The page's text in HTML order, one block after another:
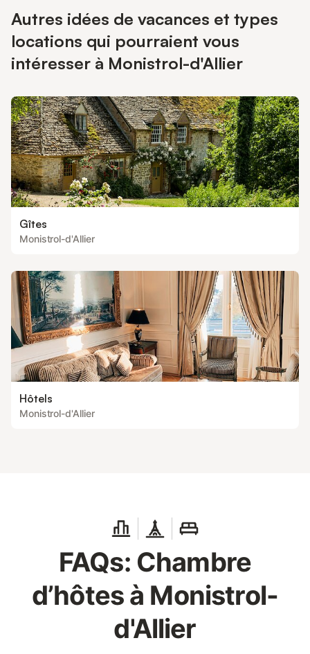
Autres idées de vacances et types
locations qui pourraient vous
intéresser à Monistrol-d'Allier
Gîtes
Monistrol-d'Allier
Hôtels
Monistrol-d'Allier
FAQs: Chambre
d’hôtes à Monistrol-
d'Allier